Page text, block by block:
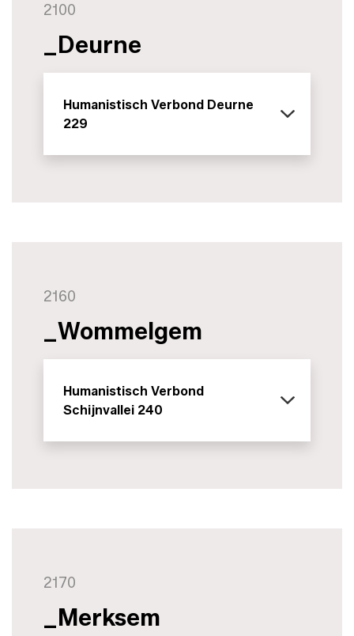
2100
_Deurne
Humanistisch Verbond Deurne
229
2160
_Wommelgem
Humanistisch Verbond
Schijnvallei 240
2170
_Merksem